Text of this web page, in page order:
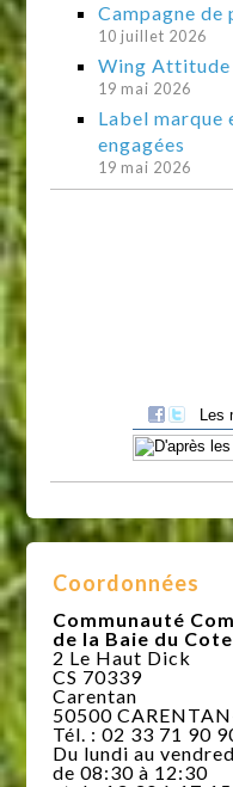
Campagne de
10 juillet 2026
Wing Attitude
19 mai 2026
Label marque
engagées
19 mai 2026
Coordonnées
Communauté
de la Baie du
2 Le Haut Dick
CS 70339
Carentan
50500
Tél. : 02 33 71 90
Du lundi au
de 08:30 à 12:30